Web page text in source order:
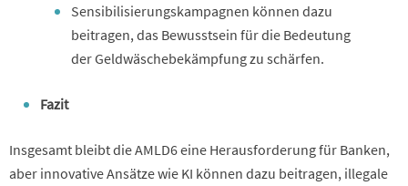
Sensibilisierungskampagnen können dazu
beitragen, das Bewusstsein für die Bedeutung
der Geldwäschebekämpfung zu schärfen.
Fazit
Insgesamt bleibt die AMLD6 eine Herausforderung für Banken,
aber innovative Ansätze wie KI können dazu beitragen, illegale